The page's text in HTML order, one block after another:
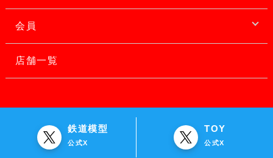
会員
店舗一覧
鉄道模型
公式X
TOY
公式X